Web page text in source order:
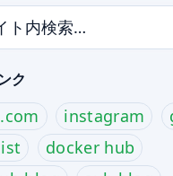
ク
instagram
docker hub